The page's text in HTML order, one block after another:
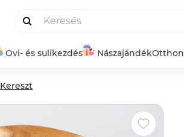
Ovi- és sulikezdés NászajándékOtthon
Kereszt